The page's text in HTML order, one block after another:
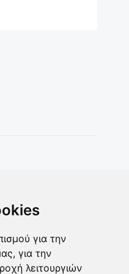
για την
για την
λειτουργιών